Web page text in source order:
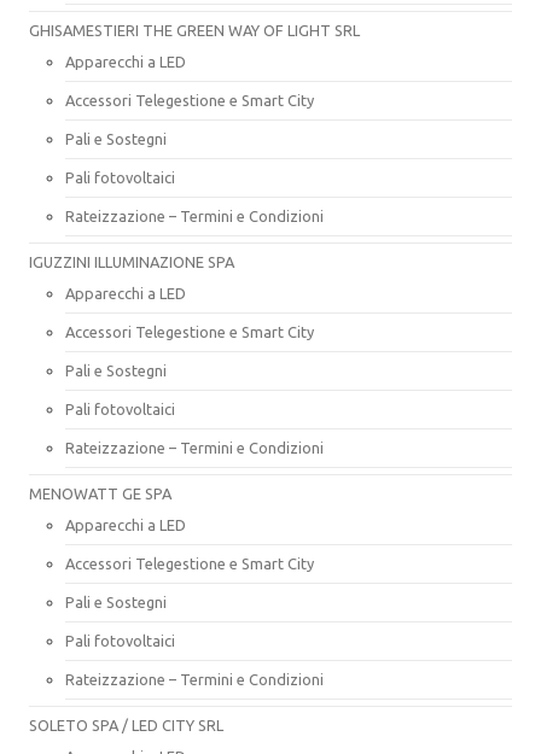
GHISAMESTIERI THE GREEN WAY OF LIGHT SRL
Apparecchi a LED
Accessori Telegestione e Smart City
Pali e Sostegni
Pali fotovoltaici
Rateizzazione – Termini e Condizioni
IGUZZINI ILLUMINAZIONE SPA
Apparecchi a LED
Accessori Telegestione e Smart City
Pali e Sostegni
Pali fotovoltaici
Rateizzazione – Termini e Condizioni
MENOWATT GE SPA
Apparecchi a LED
Accessori Telegestione e Smart City
Pali e Sostegni
Pali fotovoltaici
Rateizzazione – Termini e Condizioni
SOLETO SPA / LED CITY SRL